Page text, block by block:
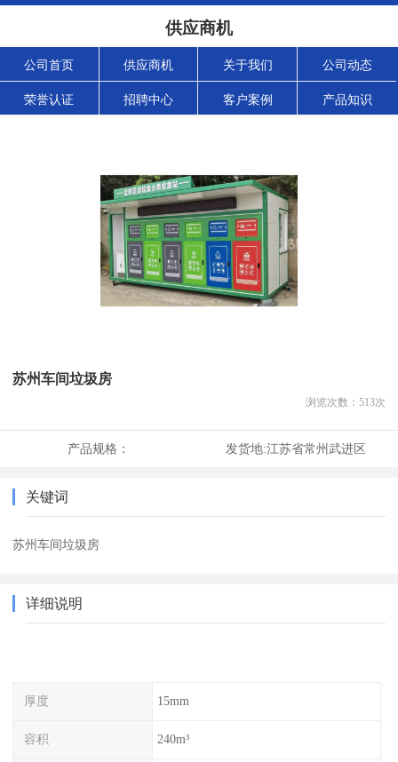
供应商机
公司首页 供应商机 关于我们 公司动态
荣誉认证 招聘中心 客户案例 产品知识
苏州车间垃圾房
浏览次数： 513次
产品规格： 发货地:江苏省常州武进区
关键词
苏州车间垃圾房
详细说明
厚度 15mm
容积 240m³